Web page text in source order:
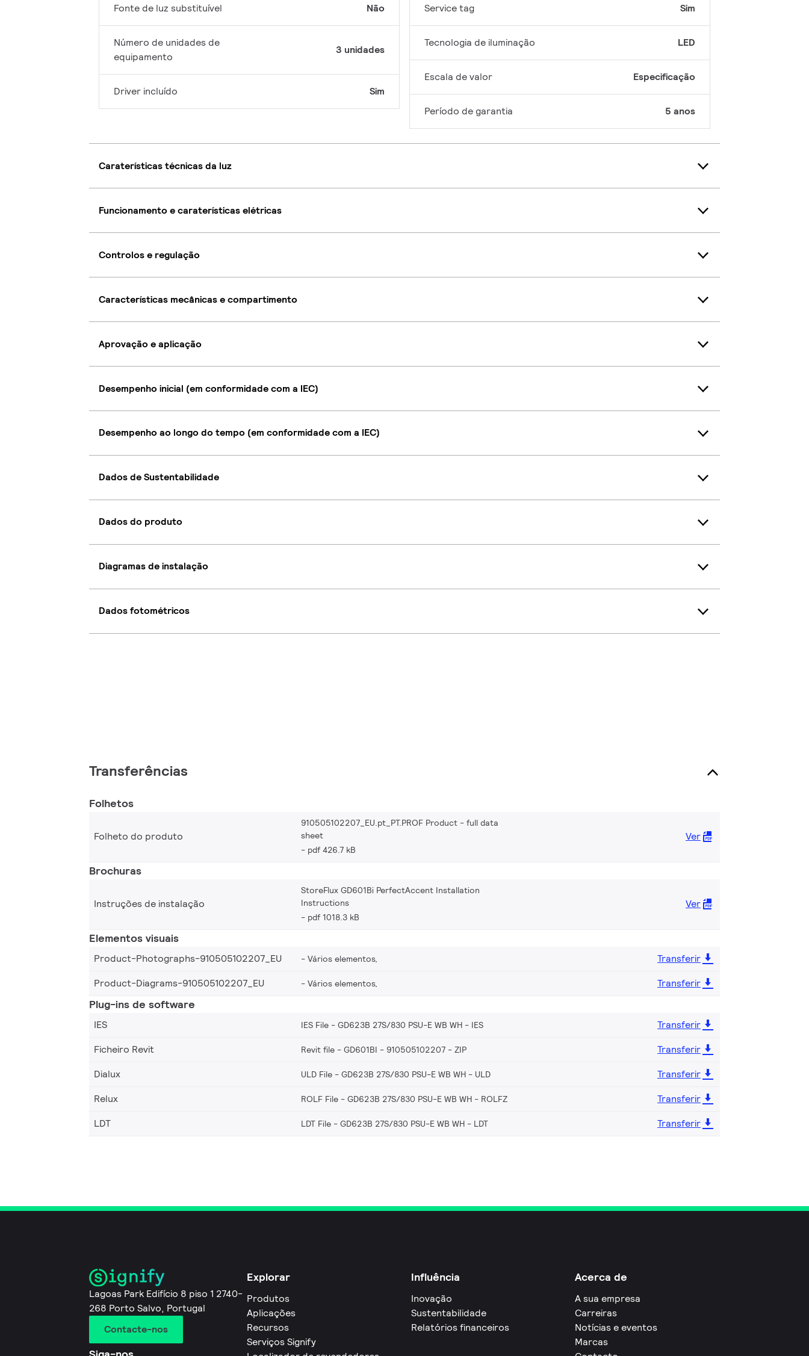
Fonte de luz substituível Não
Número de unidades de
equipamento
3 unidades
Driver incluído Sim
Service tag Sim
Tecnologia de iluminação LED
Escala de valor Especificação
Período de garantia 5 anos
Caraterísticas técnicas da luz
Funcionamento e caraterísticas elétricas
Controlos e regulação
Características mecânicas e compartimento
Aprovação e aplicação
Desempenho inicial (em conformidade com a IEC)
Desempenho ao longo do tempo (em conformidade com a IEC)
Dados de Sustentabilidade
Dados do produto
Diagramas de instalação
Dados fotométricos
Transferências
Folhetos
Folheto do produto
910505102207_EU.pt_PT.PROF Product - full data
sheet
pdf 426.7 kB
Ver
Brochuras
Instruções de instalação
StoreFlux GD601Bi PerfectAccent Installation
Instructions
pdf 1018.3 kB
Ver
Elementos visuais
Product-Photographs-910505102207_EU Vários elementos,
Transferir
Product-Diagrams-910505102207_EU
Vários elementos, Transferir
Plug-ins de software
IES IES File - GD623B 27S/830 PSU-E WB WH IES
Transferir
Ficheiro Revit
Revit file - GD601BI - 910505102207 ZIP
Transferir
Dialux
ULD File - GD623B 27S/830 PSU-E WB WH ULD
Transferir
Relux
ROLF File - GD623B 27S/830 PSU-E WB WH ROLFZ
Transferir
LDT
LDT File - GD623B 27S/830 PSU-E WB WH LDT Transferir
Lagoas Park Edifício 8 piso 1 2740-
268 Porto Salvo, Portugal
Contacte-nos
Explorar
Produtos
Aplicações
Recursos
Serviços Signify
Influência
Inovação
Sustentabilidade
Relatórios financeiros
Acerca de
A sua empresa
Carreiras
Notícias e eventos
Marcas